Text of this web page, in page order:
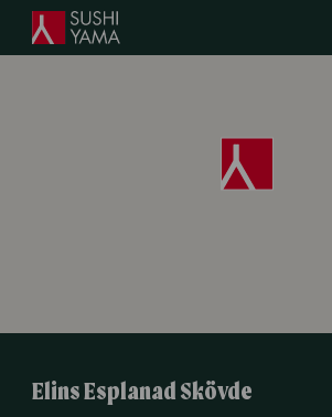
Elins Esplanad Skövde